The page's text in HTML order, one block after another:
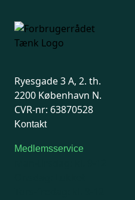
Ryesgade 3 A, 2. th.
2200 København N.
CVR-nr: 63870528
Kontakt
Medlemsservice